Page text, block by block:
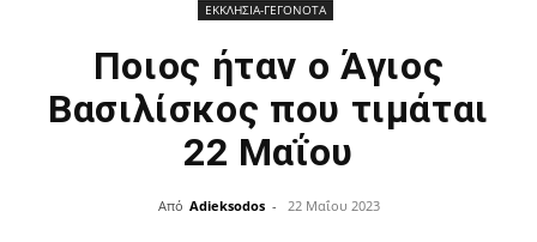
ΕΚΚΛΗΣΙΑ-ΓΕΓΟΝΟΤΑ
Ποιος ήταν ο Άγιος
Βασιλίσκος που τιμάται
22 Μαΐου
Από Adieksodos - 22 Μαΐου 2023